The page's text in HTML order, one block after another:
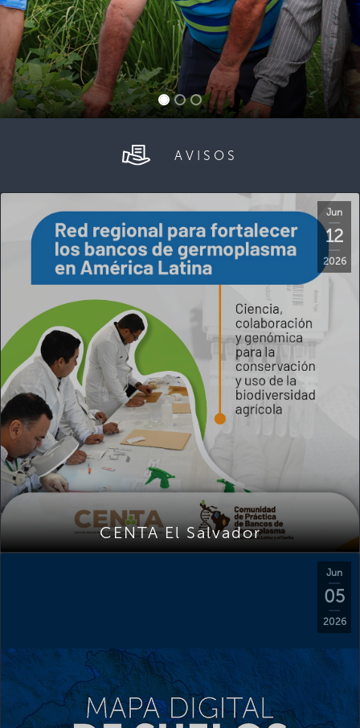
AVISOS
Jun
12
2026
CENTA El Salvador
Jun
05
2026